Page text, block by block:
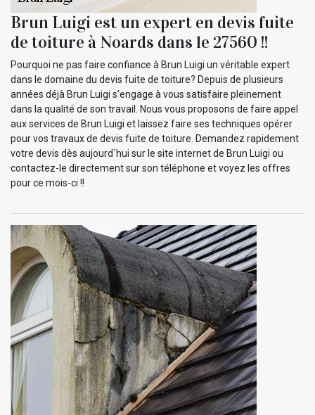
Brun Luigi est un expert en devis fuite
de toiture à Noards dans le 27560 !!
Pourquoi ne pas faire confiance à Brun Luigi un véritable expert
dans le domaine du devis fuite de toiture? Depuis de plusieurs
années déjà Brun Luigi s’engage à vous satisfaire pleinement
dans la qualité de son travail. Nous vous proposons de faire appel
aux services de Brun Luigi et laissez faire ses techniques opérer
pour vos travaux de devis fuite de toiture. Demandez rapidement
votre devis dès aujourd`hui sur le site internet de Brun Luigi ou
contactez-le directement sur son téléphone et voyez les offres
pour ce mois-ci !!